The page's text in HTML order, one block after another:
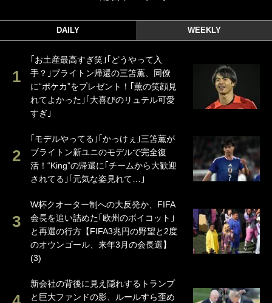
DAILY WEEKLY
｢お土産最高すぎ笑｣｢どうやって入
手？｣ブライトン帰還の三笘薫、同僚
に“ポケカ”をプレゼント！｢薫の笑顔見
れてよかった｣｢大喜びのリュテル可愛
すぎ｣
｢モデルやってる｣｢かっけぇ｣三笘薫が
ブライトン新ユニのモデルで完全復
活！“King”の帰還に｢チームから大歓迎
されてる｣｢元気な姿見れて…｣
W杯クオーター制への大反発か、FIFA
会長を追い詰めた｢欧州のボイコット｣
と再選の行方【FIFA3兆円の野望と2度
のオウンゴール、来年3月の会長選】
(3)
新会社の背後に見え隠れするトランプ
と巨大ファンドの影、ルールすら歪め